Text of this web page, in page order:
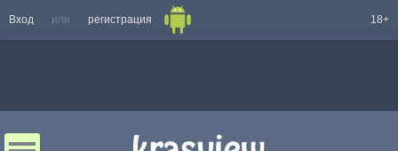
Вход или регистрация 18+